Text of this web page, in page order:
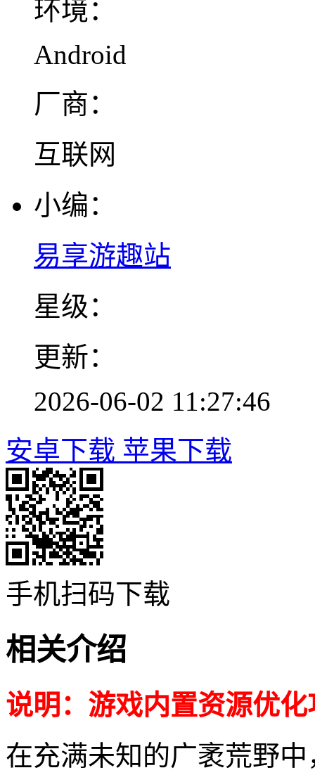
环境：
Android
厂商：
互联网
小编：
易享游趣站
星级：
更新：
2026-06-02 11:27:46
安卓下载 苹果下载
手机扫码下载
相关介绍
说明：游戏内置资源优
在充满未知的广袤荒野